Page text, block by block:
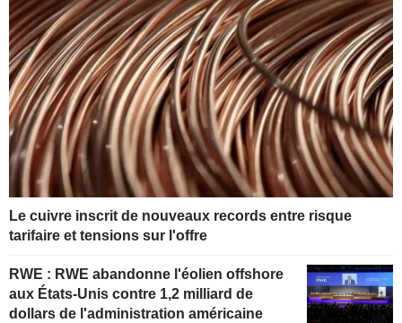
Le cuivre inscrit de nouveaux records entre risque
tarifaire et tensions sur l'offre
RWE : RWE abandonne l'éolien offshore
aux États-Unis contre 1,2 milliard de
dollars de l'administration américaine